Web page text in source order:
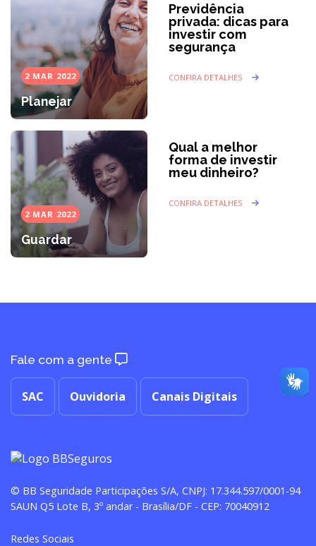
2 MAR 2022
Planejar
Previdência
privada: dicas para
investir com
segurança
CONFIRA DETALHES
2 MAR 2022
Guardar
Qual a melhor
forma de investir
meu dinheiro?
CONFIRA DETALHES
Fale com a gente
SAC Ouvidoria Canais Digitais
© BB Seguridade Participações S/A, CNPJ: 17.344.597/0001-94
SAUN Q5 Lote B, 3º andar - Brasília/DF - CEP: 70040912
Redes Sociais